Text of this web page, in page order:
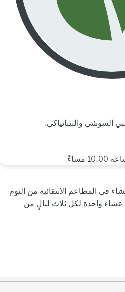
السوشي والتيبانياكي.
في المطاعم الانتقائية من اليوم
عشاء واحدة لكل ثلاث ليالٍ من